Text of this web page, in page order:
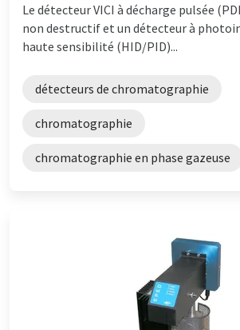
Le détecteur VICI à décharge pulsée
non destructif et un détecteur à
haute sensibilité (HID/PID)...
détecteurs de chromatographie
chromatographie
chromatographie en phase gazeuse